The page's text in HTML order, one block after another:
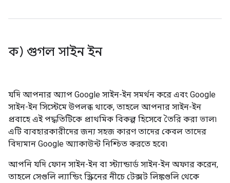
ক) গুগল সাইন ইন
যদি আপনার অ্যাপ Google সাইন-ইন সমর্থন করে এবং Google
সাইন-ইন সিস্টেমে উপলব্ধ থাকে, তাহলে আপনার সাইন-ইন
প্রবাহে এই পদ্ধতিটিকে প্রাথমিক বিকল্প হিসেবে তৈরি করা ভাল৷
এটি ব্যবহারকারীদের জন্য সহজ কারণ তাদের কেবল তাদের
বিদ্যমান Google অ্যাকাউন্ট নিশ্চিত করতে হবে৷
আপনি যদি ফোন সাইন-ইন বা স্ট্যান্ডার্ড সাইন-ইন অফার করেন,
তাহলে সেগুলি ল্যান্ডিং স্ক্রিনের নীচে টেক্সট লিঙ্কগুলি থেকে